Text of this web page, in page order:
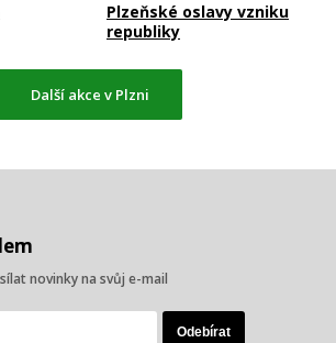
Plzeňské oslavy vzniku
republiky
Další akce v Plzni
novinky na svůj e-mail